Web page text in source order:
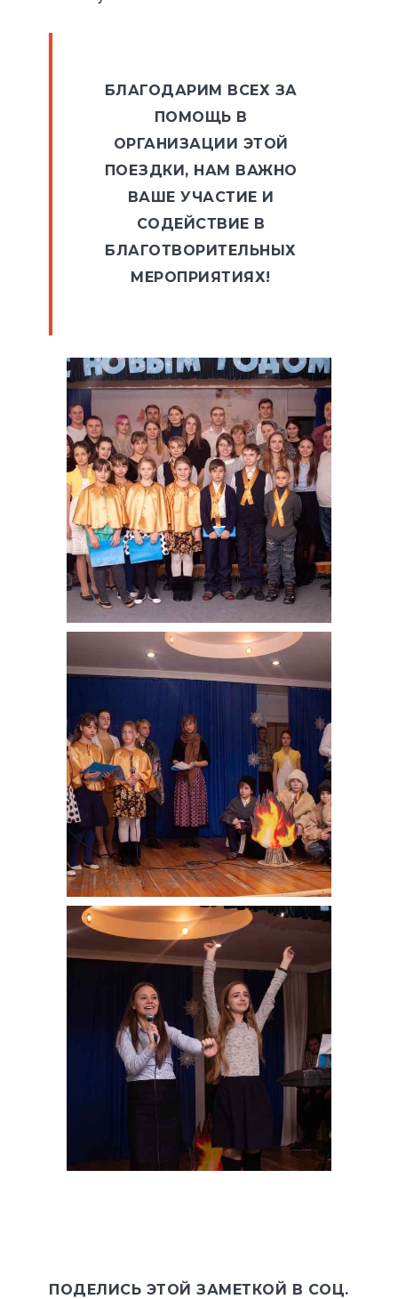
БЛАГОДАРИМ ВСЕХ ЗА
ПОМОЩЬ В
ОРГАНИЗАЦИИ ЭТОЙ
ПОЕЗДКИ, НАМ ВАЖНО
ВАШЕ УЧАСТИЕ И
СОДЕЙСТВИЕ В
БЛАГОТВОРИТЕЛЬНЫХ
МЕРОПРИЯТИЯХ!
ПОДЕЛИСЬ ЭТОЙ ЗАМЕТКОЙ В СОЦ.